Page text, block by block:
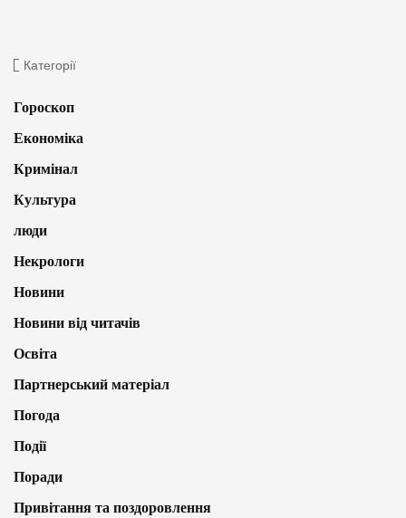
Категорії
Гороскоп
Економіка
Кримінал
Культура
люди
Некрологи
Новини
Новини від читачів
Освіта
Партнерський матеріал
Погода
Події
Поради
Привітання та поздоровлення